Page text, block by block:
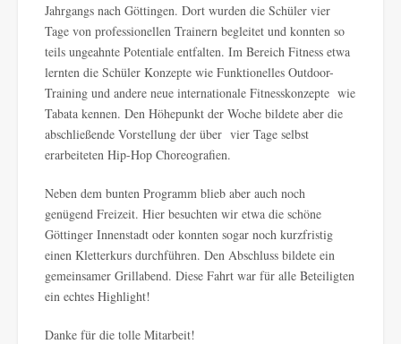
Jahrgangs nach Göttingen. Dort wurden die Schüler vier
Tage von professionellen Trainern begleitet und konnten so
teils ungeahnte Potentiale entfalten. Im Bereich Fitness etwa
lernten die Schüler Konzepte wie Funktionelles Outdoor-
Training und andere neue internationale Fitnesskonzepte wie
Tabata kennen. Den Höhepunkt der Woche bildete aber die
abschließende Vorstellung der über vier Tage selbst
erarbeiteten Hip-Hop Choreografien.
Neben dem bunten Programm blieb aber auch noch
genügend Freizeit. Hier besuchten wir etwa die schöne
Göttinger Innenstadt oder konnten sogar noch kurzfristig
einen Kletterkurs durchführen. Den Abschluss bildete ein
gemeinsamer Grillabend. Diese Fahrt war für alle Beteiligten
ein echtes Highlight!
Danke für die tolle Mitarbeit!